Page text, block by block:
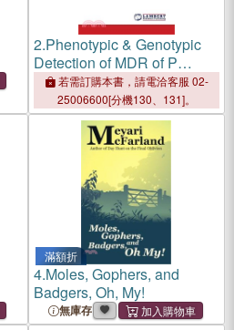
2.Phenotypic & Genotypic
Detection of MDR of P
aeruginosa and B cepecia
若需訂購本書，請電洽客服 02-
25006600[分機130、131]。
滿額折
4.Moles, Gophers, and
Badgers, Oh, My!
無庫存